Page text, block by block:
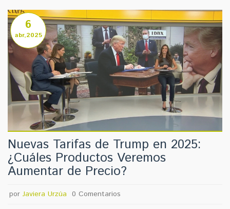
6
abr,2025
Nuevas Tarifas de Trump en 2025:
¿Cuáles Productos Veremos
Aumentar de Precio?
por Javiera Urzúa 0 Comentarios